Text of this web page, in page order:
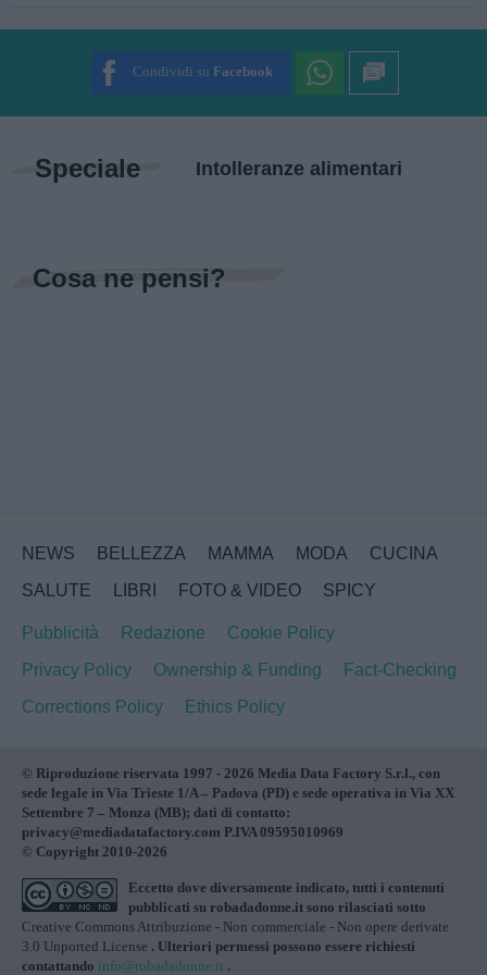
SUBMIT RATING
Condividi su Facebook
Speciale Intolleranze alimentari
Cosa ne pensi?
NEWS BELLEZZA MAMMA MODA
CUCINA
SALUTE
LIBRI FOTO & VIDEO SPICY
Pubblicità Redazione
Cookie Policy
Privacy Policy
Ownership & Funding
Fact-Checking
Corrections Policy
Ethics Policy
© Riproduzione riservata 1997 - 2026 Media Data Factory S.r.l., con
sede legale in Via Trieste 1/A – Padova (PD) e sede operativa in Via XX
Settembre 7 – Monza (MB); dati di contatto:
privacy@mediadatafactory.com P.IVA 09595010969
© Copyright 2010-2026
Eccetto dove diversamente indicato, tutti i contenuti
pubblicati su robadadonne.it sono rilasciati sotto
Creative Commons Attribuzione - Non commerciale - Non opere derivate
3.0 Unported License . Ulteriori permessi possono essere richiesti
contattando info@robadadonne.it .